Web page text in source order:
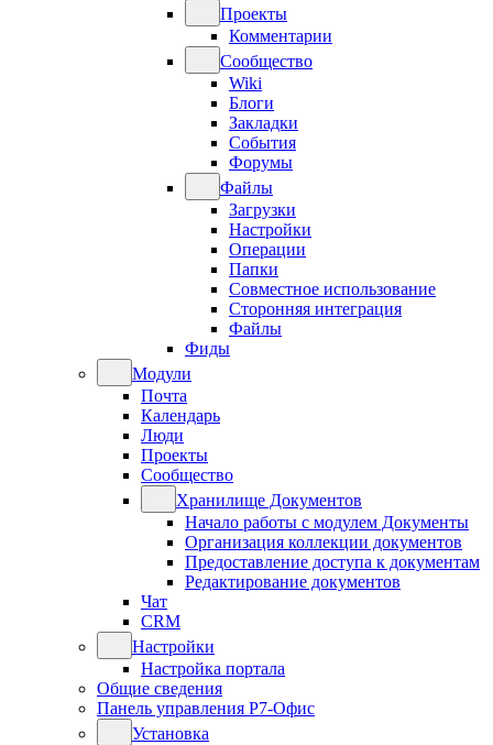
Проекты
Комментарии
Сообщество
Wiki
Блоги
Закладки
События
Форумы
Файлы
Загрузки
Настройки
Операции
Папки
Совместное использование
Сторонняя интеграция
Файлы
Фиды
Модули
Почта
Календарь
Люди
Проекты
Сообщество
Хранилище Документов
Начало работы с модулем Документы
Организация коллекции документов
Предоставление доступа к документам
Редактирование документов
Чат
CRM
Настройки
Настройка портала
Общие сведения
Панель управления Р7-Офис
Установка